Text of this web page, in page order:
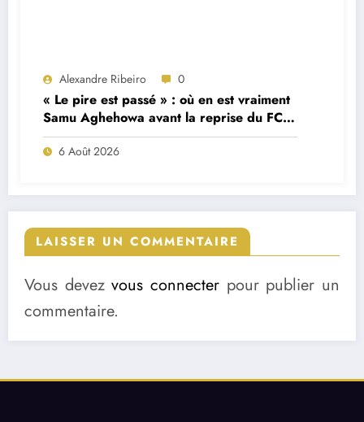
Alexandre Ribeiro 0
« Le pire est passé » : où en est vraiment
Samu Aghehowa avant la reprise du FC
Porto ?
6 Août 2026
LAISSER UN COMMENTAIRE
Vous devezvous connecter pour publier un
commentaire.